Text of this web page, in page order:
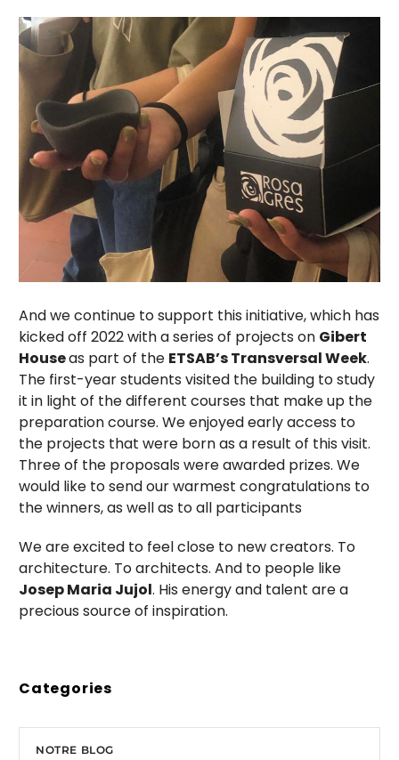
And we continue to support this initiative, which has
kicked off 2022 with a series of projects on Gibert
Houseas part of the ETSAB’s Transversal Week.
The first-year students visited the building to study
it in light of the different courses that make up the
preparation course. We enjoyed early access to
the projects that were born as a result of this visit.
Three of the proposals were awarded prizes. We
would like to send our warmest congratulations to
the winners, as well as to all participants
We are excited to feel close to new creators. To
architecture. To architects. And to people like
Josep Maria Jujol. His energy and talent are a
precious source of inspiration.
Categories
NOTRE BLOG